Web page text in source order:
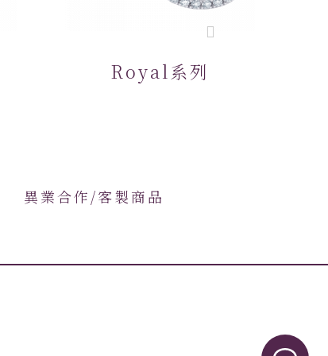
Royal系列
異業合作/客製商品